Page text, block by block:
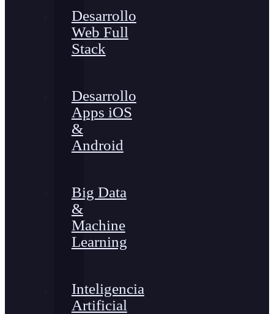
Desarrollo
Web Full
Stack
Desarrollo
Apps iOS
&
Android
Big Data
&
Machine
Learning
Inteligencia
Artificial